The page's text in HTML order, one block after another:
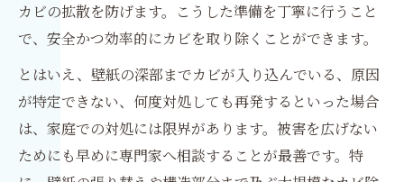
カビの拡散を防げます。こうした準備を丁寧に行うこと
で、安全かつ効率的にカビを取り除くことができます。
とはいえ、壁紙の深部までカビが入り込んでいる、原因
が特定できない、何度対処しても再発するといった場合
は、家庭での対処には限界があります。被害を広げない
ためにも早めに専門家へ相談することが最善です。特